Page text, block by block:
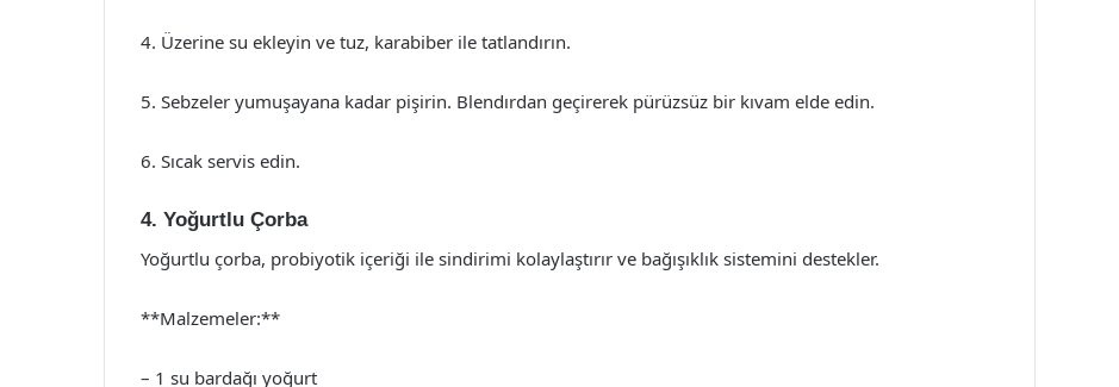
4. Üzerine su ekleyin ve tuz, karabiber ile tatlandırın.
5. Sebzeler yumuşayana kadar pişirin. Blendırdan geçirerek pürüzsüz bir kıvam elde edin.
6. Sıcak servis edin.
4. Yoğurtlu Çorba
Yoğurtlu çorba, probiyotik içeriği ile sindirimi kolaylaştırır ve bağışıklık sistemini destekler.
**Malzemeler:**
– 1 su bardağı yoğurt